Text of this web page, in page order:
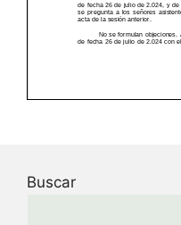
Buscar